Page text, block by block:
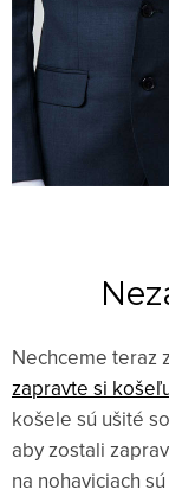
Nechceme teraz
zapravte si
košele sú ušité
aby zostali
na nohaviciach